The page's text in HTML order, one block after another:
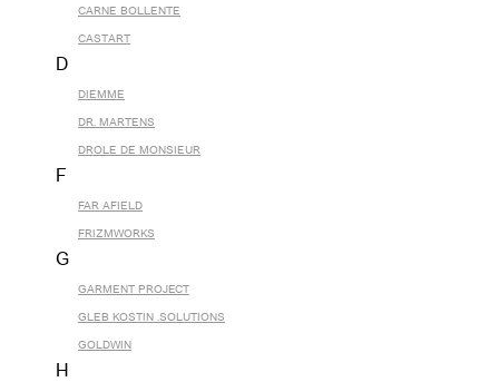
CARNE BOLLENTE
CASTART
D
DIEMME
DR. MARTENS
DROLE DE MONSIEUR
F
FAR AFIELD
FRIZMWORKS
G
GARMENT PROJECT
GLEB KOSTIN .SOLUTIONS
GOLDWIN
H